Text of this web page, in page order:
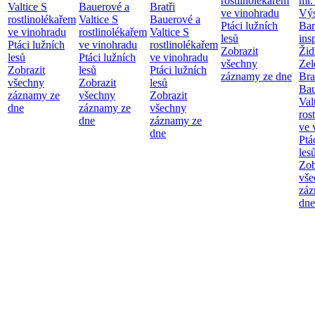
Valtice S
rostlinolékařem
ve vinohradu
Ptáci lužních
lesů
Zobrazit
všechny
záznamy ze
dne
Bauerové a
Valtice S
rostlinolékařem
ve vinohradu
Ptáci lužních
lesů
Zobrazit
všechny
záznamy ze
dne
Bratři
Bauerové a
Valtice S
rostlinolékařem
ve vinohradu
Ptáci lužních
lesů
Zobrazit
všechny
záznamy ze
dne
ve vinohradu
Ptáci lužních
lesů
Zobrazit
všechny
záznamy ze dne
ve
dne